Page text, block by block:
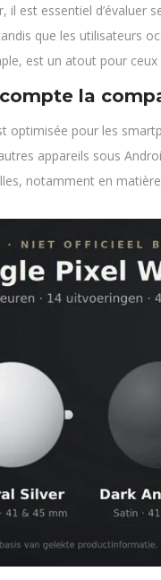
il est essentiel d’évaluer
que les utilisateurs
est un atout pour
la
optimisée pour les
appareils sous
notamment en